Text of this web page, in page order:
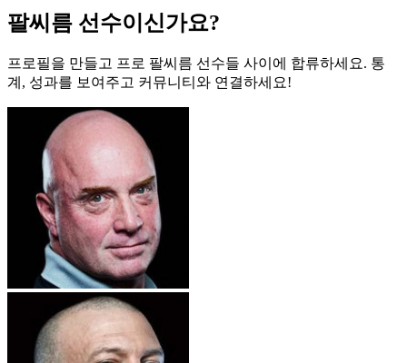
팔씨름 선수이신가요?
프로필을 만들고 프로 팔씨름 선수들 사이에 합류하세요. 통
계, 성과를 보여주고 커뮤니티와 연결하세요!